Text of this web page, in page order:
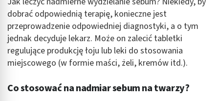
dobrać odpowiednią terapię, konieczne jest
przeprowadzenie odpowiedniej diagnostyki, a o tym
jednak decyduje lekarz. Może on zalecić tabletki
regulujące produkcję łoju lub leki do stosowania
miejscowego (w formie maści, żeli, kremów itd.).
Co stosować na nadmiar sebum na twarzy?
Reklama / śledzenie